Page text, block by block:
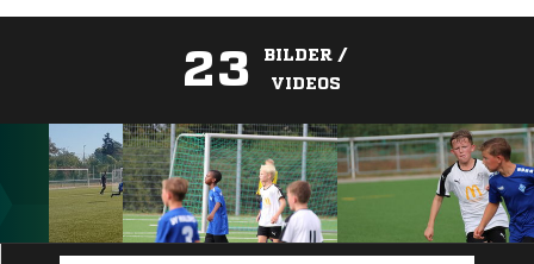
23
BILDER /
VIDEOS
ANZEIGE